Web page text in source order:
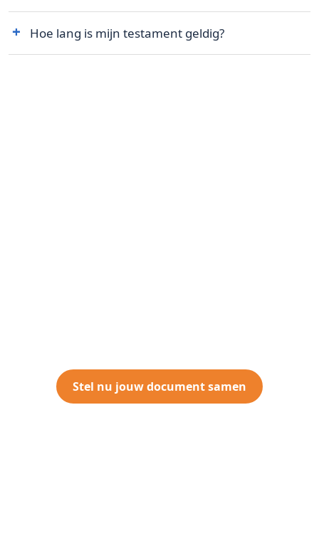
Hoe lang is mijn testament geldig?
Stel nu jouw document samen